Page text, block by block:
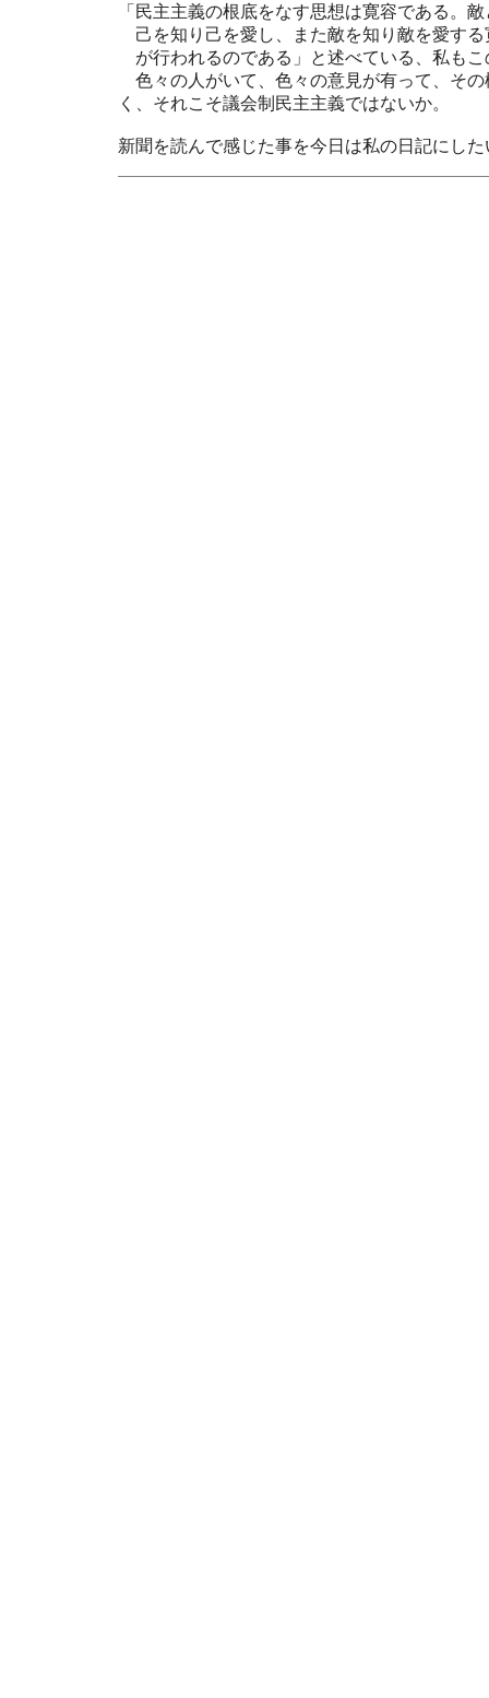
「民主主義の根底をなす思想は寛容である。
己を知り己を愛し、また敵を知り敵を愛す
が行われるのである」と述べている、私もこ
色々の人がいて、色々の意見が有って、そ
く、それこそ議会制民主主義ではないか。
新聞を読んで感じた事を今日は私の日記にした